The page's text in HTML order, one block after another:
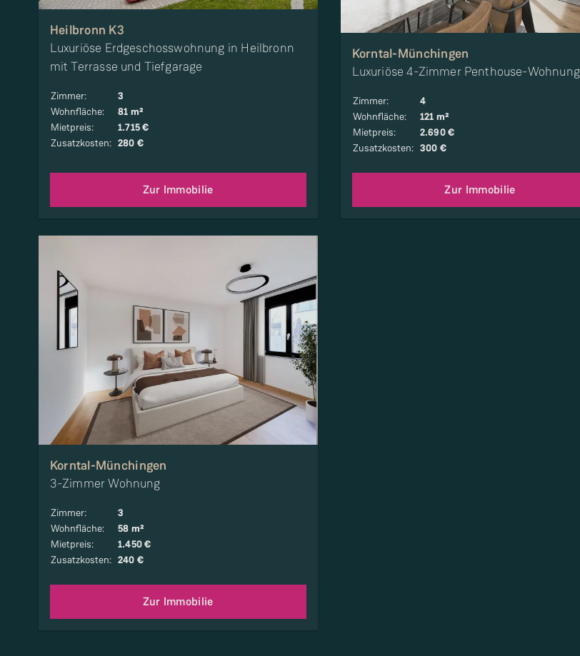
Heilbronn K3
Luxuriöse Erdgeschosswohnung in Heilbronn
mit Terrasse und Tiefgarage
Zimmer:
3
Wohnfläche:
81 m²
Mietpreis:
1.715 €
Zusatzkosten: 280 €
Zur Immobilie
Korntal-Münchingen
Luxuriöse 4-Zimmer Penthouse-Wohnung
Zimmer:
4
Wohnfläche:
121 m²
Mietpreis:
2.690 €
Zusatzkosten: 300 €
Zur Immobilie
Korntal-Münchingen
3-Zimmer Wohnung
Zimmer:
3
Wohnfläche:
58 m²
Mietpreis:
1.450 €
Zusatzkosten: 240 €
Zur Immobilie